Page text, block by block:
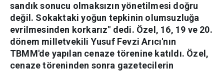
sandık sonucu olmaksızın yönetilmesi doğru
değil. Sokaktaki yoğun tepkinin olumsuzluğa
evrilmesinden korkarız" dedi. Özel, 16, 19 ve 20.
dönem milletvekili Yusuf Fevzi Arıcı'nın
TBMM'de yapılan cenaze törenine katıldı. Özel,
cenaze töreninden sonra gazetecilerin